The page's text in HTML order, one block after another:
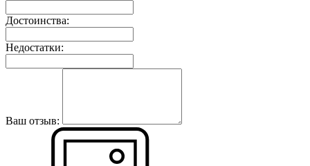
Достоинства:
Недостатки:
Ваш отзыв: